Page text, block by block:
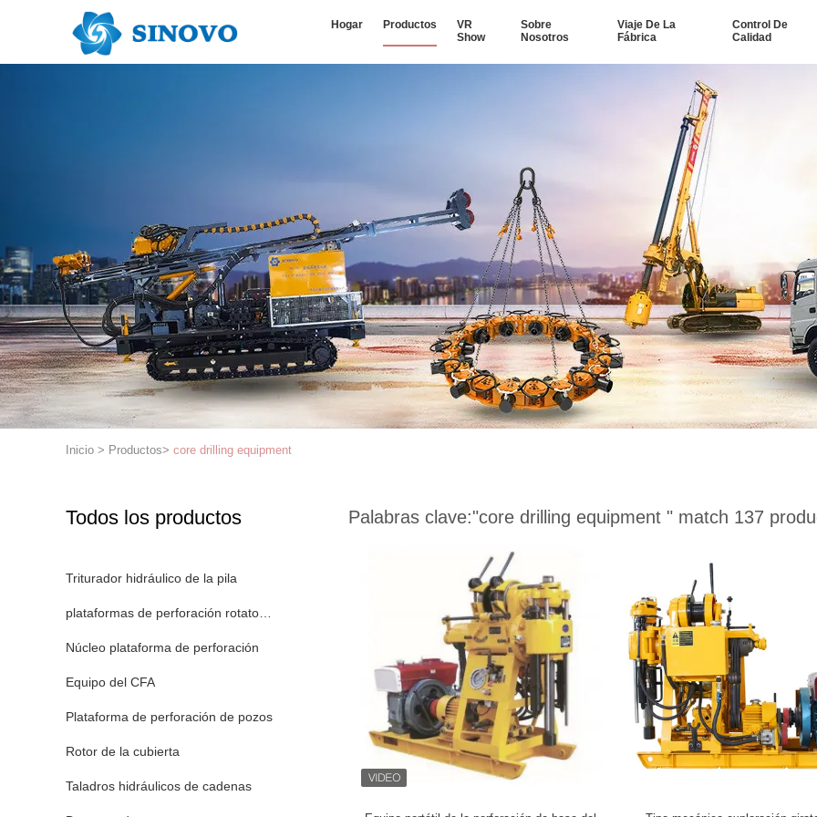
Hogar Productos
VR
Show
Sobre
Nosotros
Viaje De La
Fábrica
Control De
Calidad
Inicio > Productos> core drilling equipment
Todos los productos
Triturador hidráulico de la pila
plataformas de perforación rotatoria
Núcleo plataforma de perforación
Equipo del CFA
Plataforma de perforación de pozos
Rotor de la cubierta
Taladros hidráulicos de cadenas
Palabras clave:"core drilling equipment " match 137